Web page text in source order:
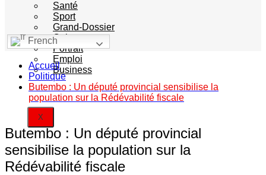
Santé
Sport
Grand-Dossier
Culture
Portrait
Emploi
Business
X
French
Accueil
Politique
Butembo : Un député provincial sensibilise la
population sur la Rédévabilité fiscale
Butembo : Un député provincial
sensibilise la population sur la
Rédévabilité fiscale